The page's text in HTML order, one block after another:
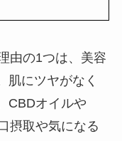
由の1つは、美容
肌にツヤがなく
CBDオイルや
摂取や気になる